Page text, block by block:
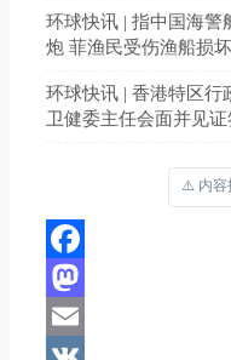
环球快讯 | 指中国海警
炮 菲渔民受伤渔船损坏
环球快讯 | 香港特区行
卫健委主任会面并见
⚠️ 内容
Facebook
Mastodon
Email